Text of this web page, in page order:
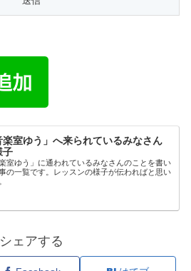
楽室ゆう」へ来られているみなさん
子
楽室ゆう」に通われているみなさんのことを書い
の一覧です。レッスンの様子が伝わればと思い
シェアする